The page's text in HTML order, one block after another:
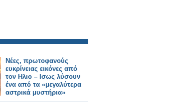
Νέες, πρωτοφανούς
ευκρίνειας εικόνες από
τον Ηλιο – Ισως λύσουν
ένα από τα «μεγαλύτερα
αστρικά μυστήρια»